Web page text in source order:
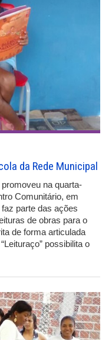
da Rede Municipal
na quarta-
Comunitário, em
parte das ações
de obras para o
de forma articulada
possibilita o